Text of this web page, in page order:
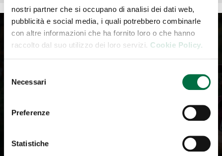
nostri partner che si occupano di analisi dei dati web,
pubblicità e social media, i quali potrebbero combinarle
con altre informazioni che ha fornito loro o che hanno
raccolto dal suo utilizzo dei loro servizi. Cookie Policy.
delNecessari
Preferenze
Statistiche
Iscrivi alla Newsletter. Ricevi tutti gli aggiornamenti